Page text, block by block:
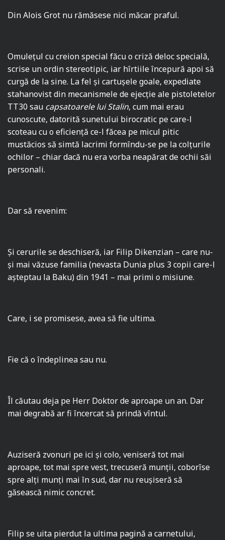
Din Alois Grot nu rămăsese nici măcar praful.
Omuleţul cu creion special făcu o criză deloc specială,
scrise un ordin stereotipic, iar hîrtiile începură apoi să
curgă de la sine. La fel şi cartuşele goale, expediate
stahanovist din mecanismele de ejecţie ale pistoletelor
TT30 sau capsatoarele lui Stalin, cum mai erau
cunoscute, datorită sunetului birocratic pe care-l
scoteau cu o eficienţă ce-l făcea pe micul pitic
mustăcios să simtă lacrimi formîndu-se pe la colţurile
ochilor – chiar dacă nu era vorba neapărat de ochii săi
personali.
Dar să revenim:
Şi cerurile se deschiseră, iar Filip Dikenzian – care nu-
şi mai văzuse familia (nevasta Dunia plus 3 copii care-l
aşteptau la Baku) din 1941 – mai primi o misiune.
Care, i se promisese, avea să fie ultima.
Fie că o îndeplinea sau nu.
Îl căutau deja pe Herr Doktor de aproape un an. Dar
mai degrabă ar fi încercat să prindă vîntul.
Auziseră zvonuri pe ici şi colo, veniseră tot mai
aproape, tot mai spre vest, trecuseră munţii, coborîse
spre alţi munţi mai în sud, dar nu reuşiseră să
găsească nimic concret.
Filip se uita pierdut la ultima pagină a carnetului,